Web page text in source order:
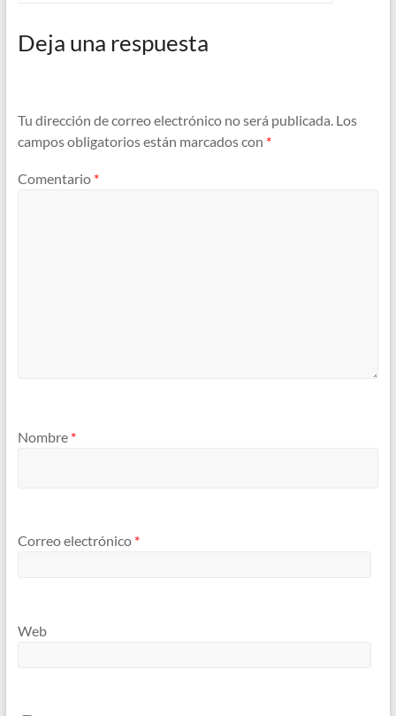
Deja una respuesta
Tu dirección de correo electrónico no será publicada. Los
campos obligatorios están marcados con *
Comentario *
Nombre *
Correo electrónico *
Web